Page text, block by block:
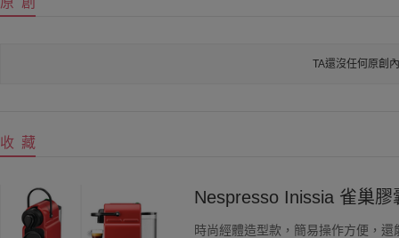
TA還沒任何原創
收 藏
Nespresso Inissia 雀巢
時尚經體造型款，簡易操作方便，